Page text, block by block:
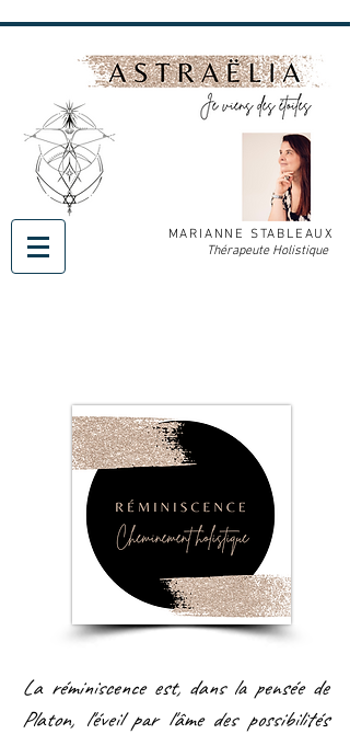
MARIANNE STABLEAUX
Thérapeute Holistique
La réminiscence est, dans la pensée de
Platon, l'éveil par l'âme des possibilités